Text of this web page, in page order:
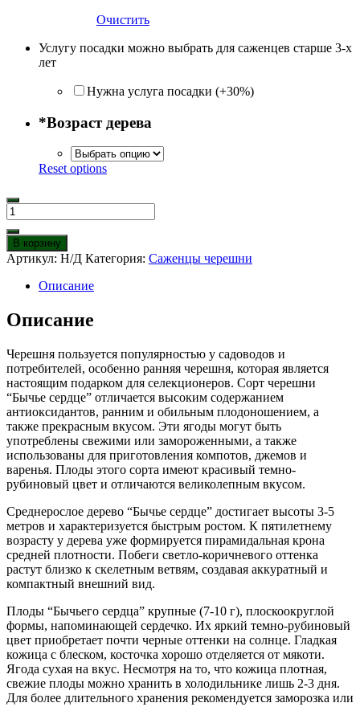
Очистить
Услугу посадки можно выбрать для саженцев старше 3-х
лет
Нужна услуга посадки (+30%)
*Возраст дерева
Reset options
Количество
товара
Черешня
Бычье
сердце
В корзину
Артикул: Н/Д Категория: Саженцы черешни
Описание
Описание
Черешня пользуется популярностью у садоводов и
потребителей, особенно ранняя черешня, которая является
настоящим подарком для селекционеров. Сорт черешни
“Бычье сердце” отличается высоким содержанием
антиоксидантов, ранним и обильным плодоношением, а
также прекрасным вкусом. Эти ягоды могут быть
употреблены свежими или замороженными, а также
использованы для приготовления компотов, джемов и
варенья. Плоды этого сорта имеют красивый темно-
рубиновый цвет и отличаются великолепным вкусом.
Среднерослое дерево “Бычье сердце” достигает высоты 3-5
метров и характеризуется быстрым ростом. К пятилетнему
возрасту у дерева уже формируется пирамидальная крона
средней плотности. Побеги светло-коричневого оттенка
растут близко к скелетным ветвям, создавая аккуратный и
компактный внешний вид.
Плоды “Бычьего сердца” крупные (7-10 г), плоскоокруглой
формы, напоминающей сердечко. Их яркий темно-рубиновый
цвет приобретает почти черные оттенки на солнце. Гладкая
кожица с блеском, косточка хорошо отделяется от мякоти.
Ягода сухая на вкус. Несмотря на то, что кожица плотная,
свежие плоды можно хранить в холодильнике лишь 2-3 дня.
Для более длительного хранения рекомендуется заморозка или